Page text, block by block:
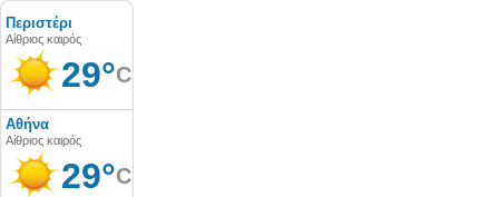
Περιστέρι
Αίθριος καιρός
29°C
Αθήνα
Αίθριος καιρός
29°C